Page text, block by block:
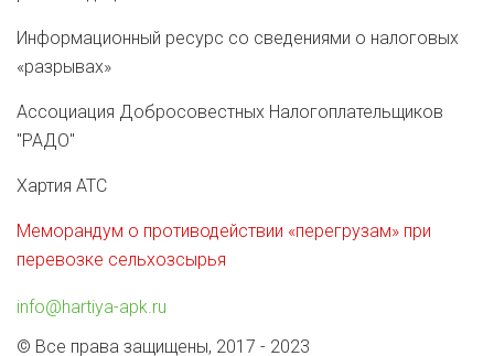
Информационный ресурс со сведениями о налоговых
«разрывах»
Ассоциация Добросовестных Налогоплательщиков
"РАДО"
Хартия АТС
Меморандум о противодействии «перегрузам» при
перевозке сельхозсырья
info@hartiya-apk.ru
© Все права защищены, 2017 - 2023